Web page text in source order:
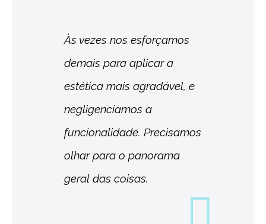
Às vezes nos esforçamos
demais para aplicar a
estética mais agradável, e
negligenciamos a
funcionalidade. Precisamos
olhar para o panorama
geral das coisas.